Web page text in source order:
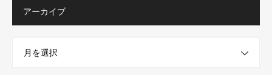
アーカイブ
月を選択